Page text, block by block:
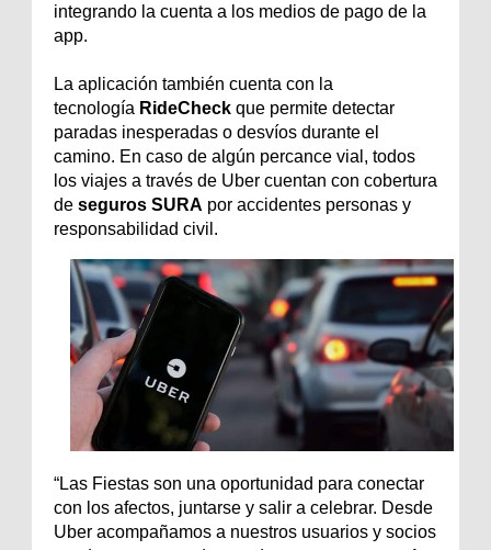
integrando la cuenta a los medios de pago de la
app.
La aplicación también cuenta con la
tecnología RideCheck que permite detectar
paradas inesperadas o desvíos durante el
camino. En caso de algún percance vial, todos
los viajes a través de Uber cuentan con cobertura
de seguros SURA por accidentes personas y
responsabilidad civil.
“Las Fiestas son una oportunidad para conectar
con los afectos, juntarse y salir a celebrar. Desde
Uber acompañamos a nuestros usuarios y socios